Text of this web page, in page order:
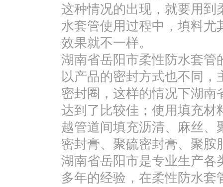
这种情况的出现，就要用到
水套管使用过程中，填料尤
效果就不一样。
湖南省岳阳市柔性防水套管
以产品的密封方式也不同
密封圈，这样的情况下湖南
达到了比较佳；使用填充材
越管道间填充沥清、麻丝、
密封膏、聚硫密封膏、聚胺
湖南省岳阳市是专业生产各
多年的经验，在柔性防水